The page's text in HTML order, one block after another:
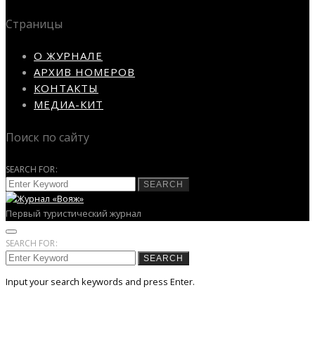
Страницы
О ЖУРНАЛЕ
АРХИВ НОМЕРОВ
КОНТАКТЫ
МЕДИА-КИТ
Поиск по сайту
SEARCH FOR:
SEARCH
Первый туристический журнал
SEARCH FOR:
SEARCH
Input your search keywords and press Enter.